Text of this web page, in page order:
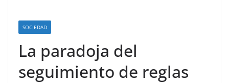
SOCIEDAD
La paradoja del
seguimiento de reglas